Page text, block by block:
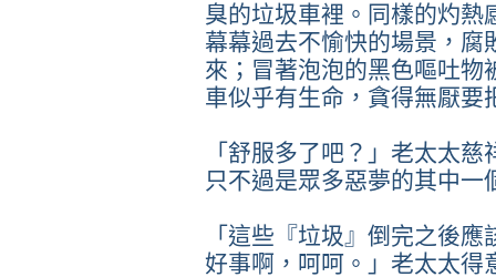
臭的垃圾車裡。同樣的灼熱
幕幕過去不愉快的場景，腐
來；冒著泡泡的黑色嘔吐物
車似乎有生命，貪得無厭要
「舒服多了吧？」老太太
只不過是眾多惡夢的其中一
「這些『垃圾』倒完之後
好事啊，呵呵。」老太太得